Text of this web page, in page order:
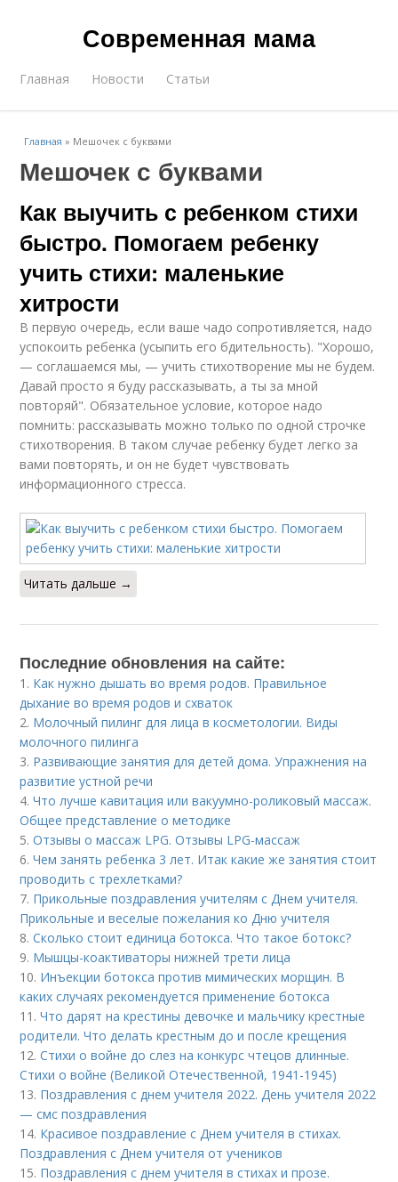
Современная мама
Главная Новости Статьи
Главная » Мешочек с буквами
Мешочек с буквами
Как выучить с ребенком стихи
быстро. Помогаем ребенку
учить стихи: маленькие
хитрости
В первую очередь, если ваше чадо сопротивляется, надо
успокоить ребенка (усыпить его бдительность). "Хорошо,
— соглашаемся мы, — учить стихотворение мы не будем.
Давай просто я буду рассказывать, а ты за мной
повторяй". Обязательное условие, которое надо
помнить: рассказывать можно только по одной строчке
стихотворения. В таком случае ребенку будет легко за
вами повторять, и он не будет чувствовать
информационного стресса.
Читать дальше →
Последние обновления на сайте:
1. Как нужно дышать во время родов. Правильное
дыхание во время родов и схваток
2. Молочный пилинг для лица в косметологии. Виды
молочного пилинга
3. Развивающие занятия для детей дома. Упражнения на
развитие устной речи
4.Что лучше кавитация или вакуумно-роликовый массаж.
Общее представление о методике
5.Отзывы о массаж LPG. Отзывы LPG-массаж
6.Чем занять ребенка 3 лет. Итак какие же занятия стоит
проводить с трехлетками?
7. Прикольные поздравления учителям с Днем учителя.
Прикольные и веселые пожелания ко Дню учителя
8.Сколько стоит единица ботокса. Что такое ботокс?
9. Мышцы-коактиваторы нижней трети лица
10. Инъекции ботокса против мимических морщин. В
каких случаях рекомендуется применение ботокса
11.Что дарят на крестины девочке и мальчику крестные
родители. Что делать крестным до и после крещения
12.Стихи о войне до слез на конкурс чтецов длинные.
Стихи о войне (Великой Отечественной, 1941-1945)
13. Поздравления с днем учителя 2022. День учителя 2022
— смс поздравления
14. Красивое поздравление с Днем учителя в стихах.
Поздравления с Днем учителя от учеников
15. Поздравления с днем учителя в стихах и прозе.